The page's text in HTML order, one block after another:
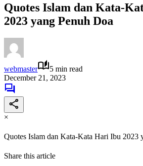
Quotes Islam dan Kata-
2023 yang Penuh Doa
webmaster
5 min read
December 21, 2023
×
Quotes Islam dan Kata-Kata Hari Ibu 2023
Share this article